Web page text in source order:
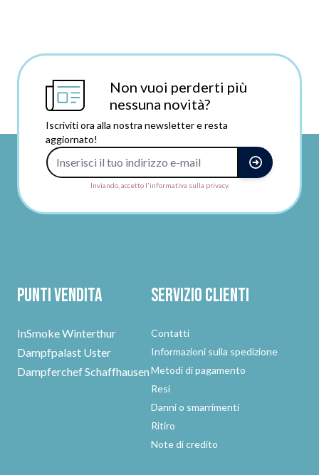
Non vuoi perderti più
nessuna novità?
Iscriviti ora alla nostra newsletter e resta
aggiornato!
Inviando, accetto l'informativa sulla privacy.
Punti vendita
InSmoke Winterthur
Dampfpalast Uster
Dampferchef Schaffhausen
Servizio clienti
Contatti
Informazioni sulla spedizione
Metodi di pagamento
Resi
Danni o smarrimenti
Ritiro
Note di credito